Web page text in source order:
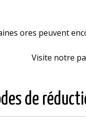
offres peuvent
Visite notre
de